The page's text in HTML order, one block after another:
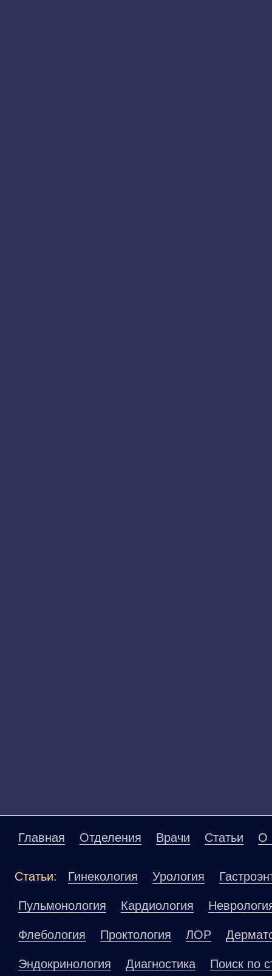
Главная Отделения Врачи Статьи О
Статьи: Гинекология Урология
Пульмонология Кардиология
Флебология Проктология ЛОР
Эндокринология Диагностика Поиск по